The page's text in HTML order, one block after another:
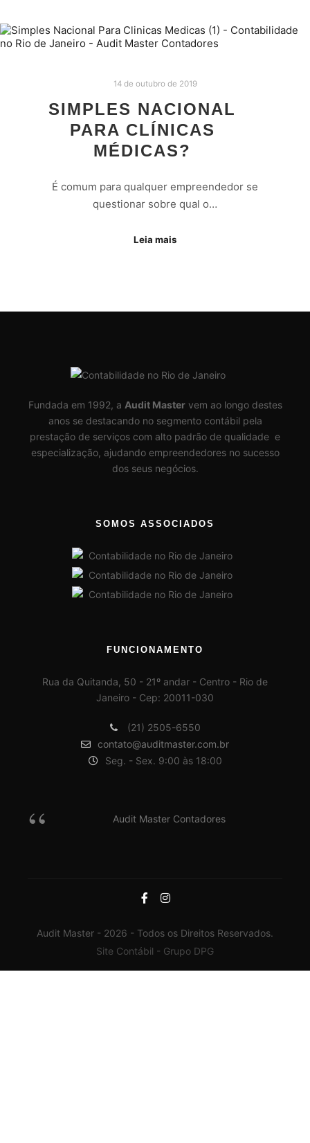
14 de outubro de 2019
SIMPLES NACIONAL
PARA CLÍNICAS
MÉDICAS?
É comum para qualquer empreendedor se
questionar sobre qual o…
Leia mais
Fundada em 1992, a Audit Mastervem ao longo destes
anos se destacando no segmento contábil pela
prestação de serviços com alto padrão de qualidade e
especialização, ajudando empreendedores no sucesso
dos seus negócios.
SOMOS ASSOCIADOS
FUNCIONAMENTO
Rua da Quitanda, 50 - 21º andar - Centro - Rio de
Janeiro - Cep: 20011-030
(21) 2505-6550
contato@auditmaster.com.br
Seg. - Sex. 9:00 às 18:00
Audit Master Contadores
Audit Master - 2026 - Todos os Direitos Reservados.
Site Contábil - Grupo DPG